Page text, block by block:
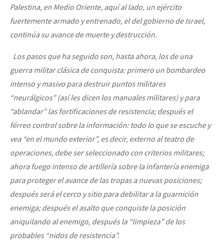
Palestina, en Medio Oriente, aquí al lado, un ejército
fuertemente armado y entrenado, el del gobierno de Israel,
continúa su avance de muerte y destrucción.
Los pasos que ha seguido son, hasta ahora, los de una
guerra militar clásica de conquista: primero un bombardeo
intenso y masivo para destruir puntos militares
“neurálgicos” (así les dicen los manuales militares) y para
“ablandar” las fortificaciones de resistencia; después el
férreo control sobre la información: todo lo que se escuche y
vea “en el mundo exterior”, es decir, externo al teatro de
operaciones, debe ser seleccionado con criterios militares;
ahora fuego intenso de artillería sobre la infantería enemiga
para proteger el avance de las tropas a nuevas posiciones;
después será el cerco y sitio para debilitar a la guarnición
enemiga; después el asalto que conquiste la posición
aniquilando al enemigo, después la “limpieza” de los
probables “nidos de resistencia”.